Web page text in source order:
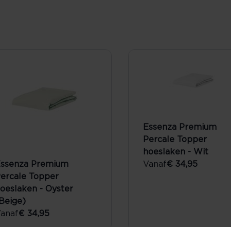
Premium
Topper
- Oyster
€ 34,95
Essenza Premium
Percale Topper
hoeslaken - Wit
Vanaf€ 34,95